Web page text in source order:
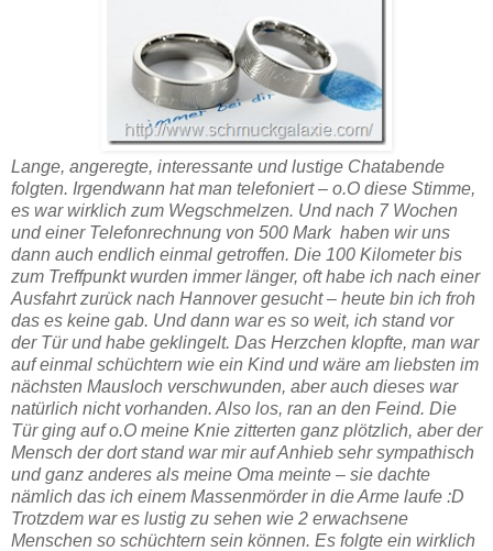
Lange, angeregte, interessante und lustige Chatabende
folgten. Irgendwann hat man telefoniert – o.O diese Stimme,
es war wirklich zum Wegschmelzen. Und nach 7 Wochen
und einer Telefonrechnung von 500 Mark haben wir uns
dann auch endlich einmal getroffen. Die 100 Kilometer bis
zum Treffpunkt wurden immer länger, oft habe ich nach einer
Ausfahrt zurück nach Hannover gesucht – heute bin ich froh
das es keine gab. Und dann war es so weit, ich stand vor
der Tür und habe geklingelt. Das Herzchen klopfte, man war
auf einmal schüchtern wie ein Kind und wäre am liebsten im
nächsten Mausloch verschwunden, aber auch dieses war
natürlich nicht vorhanden. Also los, ran an den Feind. Die
Tür ging auf o.O meine Knie zitterten ganz plötzlich, aber der
Mensch der dort stand war mir auf Anhieb sehr sympathisch
und ganz anderes als meine Oma meinte – sie dachte
nämlich das ich einem Massenmörder in die Arme laufe :D
Trotzdem war es lustig zu sehen wie 2 erwachsene
Menschen so schüchtern sein können. Es folgte ein wirklich